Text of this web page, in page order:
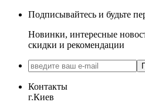
Подписывайтесь и будьте
Новинки, интересные
скидки и рекомендации
Контакты
г.Киев